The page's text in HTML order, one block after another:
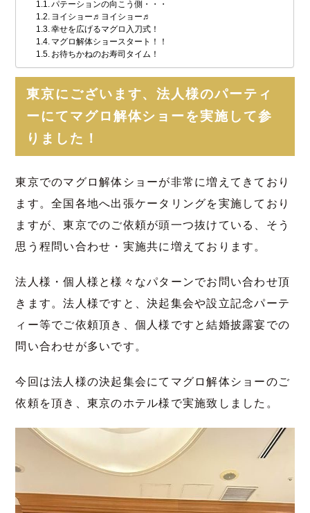
パテーションの向こう側・・・
ヨイショー♬ヨイショー♬
幸せを広げるマグロ入刀式！
マグロ解体ショースタート！！
お待ちかねのお寿司タイム！
東京にございます、法人様のパーティ
ーにてマグロ解体ショーを実施して参
りました！
東京でのマグロ解体ショーが非常に増えてきており
ます。全国各地へ出張ケータリングを実施しており
ますが、東京でのご依頼が頭一つ抜けている、そう
思う程問い合わせ・実施共に増えております。
法人様・個人様と様々なパターンでお問い合わせ頂
きます。法人様ですと、決起集会や設立記念パーテ
ィー等でご依頼頂き、個人様ですと結婚披露宴での
問い合わせが多いです。
今回は法人様の決起集会にてマグロ解体ショーのご
依頼を頂き、東京のホテル様で実施致しました。